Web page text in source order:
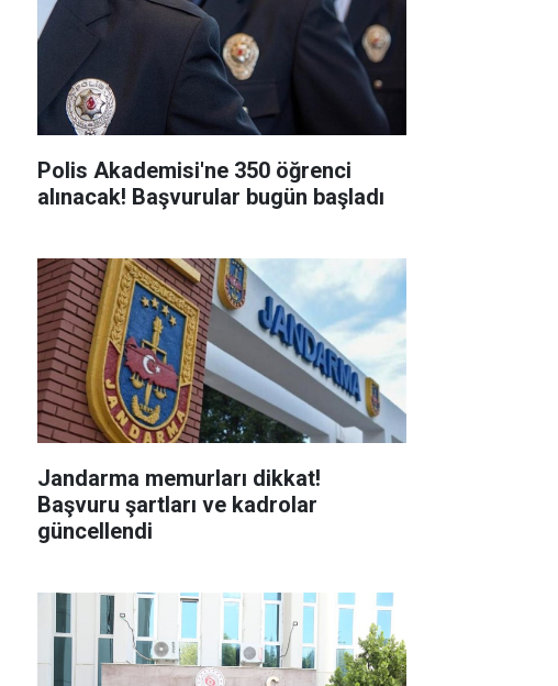
Polis Akademisi'ne 350 öğrenci
alınacak! Başvurular bugün başladı
Jandarma memurları dikkat!
Başvuru şartları ve kadrolar
güncellendi